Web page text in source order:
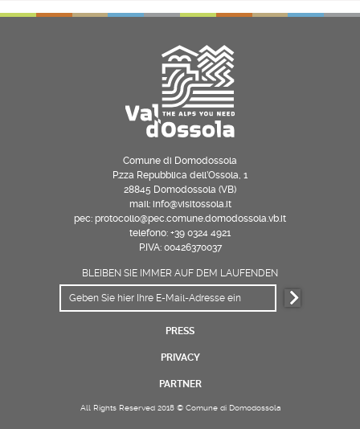
Comune di Domodossola
P.zza Repubblica dell’Ossola, 1
28845 Domodossola (VB)
mail: info@visitossola.it
pec: protocollo@pec.comune.domodossola.vb.it
telefono: +39 0324 4921
P.IVA: 00426370037
BLEIBEN SIE IMMER AUF DEM LAUFENDEN
PRESS
PRIVACY
PARTNER
All Rights Reserved 2018 © Comune di Domodossola